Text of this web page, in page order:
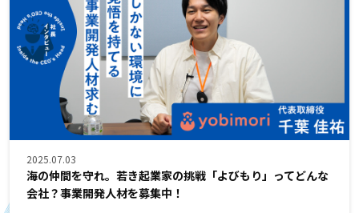
2025.07.03
海の仲間を守れ。若き起業家の挑戦――「よびもり」ってどんな
会社？事業開発人材を募集中！